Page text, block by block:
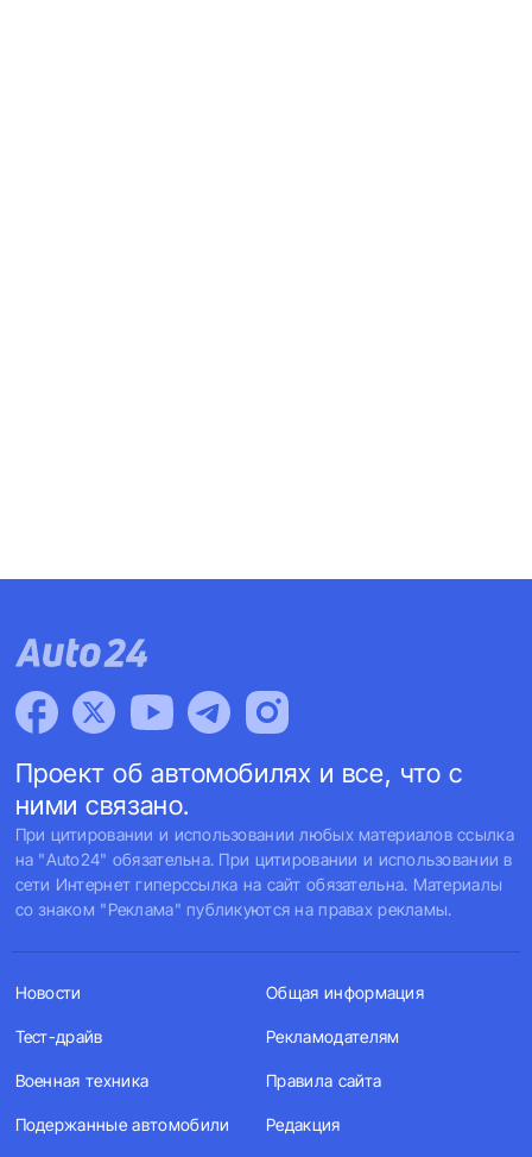
Проект об автомобилях и все, что с
ними связано.
При цитировании и использовании любых материалов ссылка
на "Auto24" обязательна. При цитировании и использовании в
сети Интернет гиперссылка на сайт обязательна. Материалы
со знаком "Реклама" публикуются на правах рекламы.
Новости
Тест-драйв
Военная техника
Подержанные автомобили
Общая информация
Рекламодателям
Правила сайта
Редакция